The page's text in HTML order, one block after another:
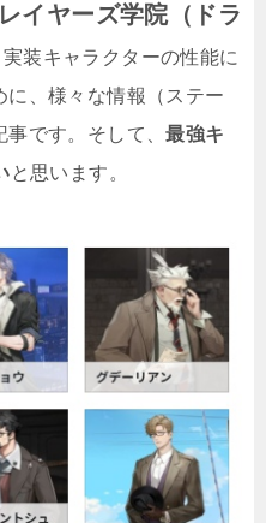
テムとコンテンツ
OF THE DEAD
ラ最強キャラTier表！序盤攻略
におすすめは？
武器Tier表！おすすめ武器ラン
オハザードサバイバルユニッ
ト】
イヤーズ学院（ドラ
装キャラクターの性能に
、様々な情報（ステー
事です。そして、最強キ
と思います。